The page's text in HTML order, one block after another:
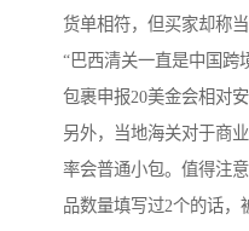
货单相符，但买家却称
“巴西清关一直是中国跨
包裹申报20美金会相对
另外，当地海关对于商
率会普通小包。值得注
品数量填写过2个的话，